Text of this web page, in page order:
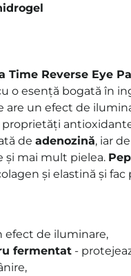
Time Reverse Eye
o esență bogată în
are un efect de
proprietăți
de adenozină, iar
și mai mult pielea.
și elastină și fac
efect de iluminare,
fermentat -